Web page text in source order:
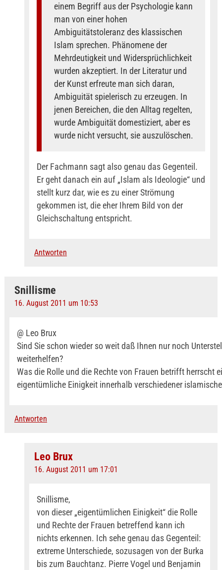
einem Begriff aus der Psychologie kann
man von einer hohen
Ambiguitätstoleranz des klassischen
Islam sprechen. Phänomene der
Mehrdeutigkeit und Widersprüchlichkeit
wurden akzeptiert. In der Literatur und
der Kunst erfreute man sich daran,
Ambiguität spielerisch zu erzeugen. In
jenen Bereichen, die den Alltag regelten,
wurde Ambiguität domestiziert, aber es
wurde nicht versucht, sie auszulöschen.
Der Fachmann sagt also genau das Gegenteil.
Er geht danach ein auf „Islam als Ideologie“ und
stellt kurz dar, wie es zu einer Strömung
gekommen ist, die eher Ihrem Bild von der
Gleichschaltung entspricht.
Antworten
Snillisme
16. August 2011 um 10:53
@ Leo Brux
Sind Sie schon wieder so weit daß Ihnen nur noch
weiterhelfen?
Was die Rolle und die Rechte von Frauen betrifft herrscht
eigentümliche Einigkeit innerhalb verschiedener
Antworten
Leo Brux
16. August 2011 um 17:01
Snillisme,
von dieser „eigentümlichen Einigkeit“ die Rolle
und Rechte der Frauen betreffend kann ich
nichts erkennen. Ich sehe genau das Gegenteil:
extreme Unterschiede, sozusagen von der Burka
bis zum Bauchtanz. Pierre Vogel und Benjamin